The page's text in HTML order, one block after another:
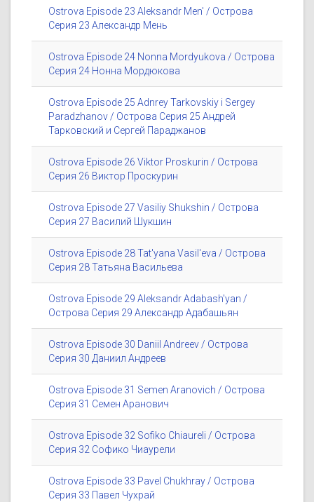
Ostrova Episode 23 Aleksandr Men' / Острова
Серия 23 Александр Мень
Ostrova Episode 24 Nonna Mordyukova / Острова
Серия 24 Нонна Мордюкова
Ostrova Episode 25 Adnrey Tarkovskiy i Sergey
Paradzhanov / Острова Серия 25 Андрей
Тарковский и Сергей Параджанов
Ostrova Episode 26 Viktor Proskurin / Острова
Серия 26 Виктор Проскурин
Ostrova Episode 27 Vasiliy Shukshin / Острова
Серия 27 Василий Шукшин
Ostrova Episode 28 Tat'yana Vasil'eva / Острова
Серия 28 Татьяна Васильева
Ostrova Episode 29 Aleksandr Adabash'yan /
Острова Серия 29 Александр Адабашьян
Ostrova Episode 30 Daniil Andreev / Острова
Серия 30 Даниил Андреев
Ostrova Episode 31 Semen Aranovich / Острова
Серия 31 Семен Аранович
Ostrova Episode 32 Sofiko Chiaureli / Острова
Серия 32 Софико Чиаурели
Ostrova Episode 33 Pavel Chukhray / Острова
Серия 33 Павел Чухрай